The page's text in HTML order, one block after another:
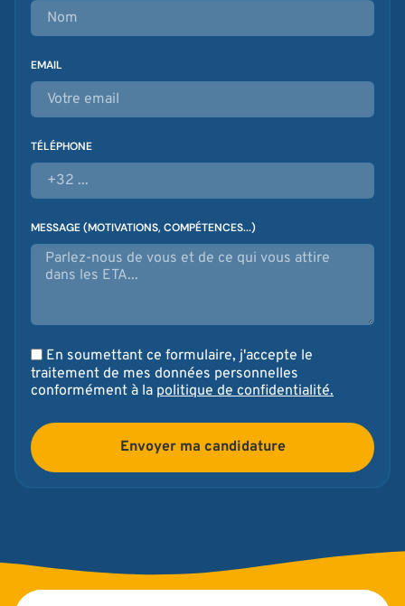
EMAIL
TÉLÉPHONE
MESSAGE (MOTIVATIONS, COMPÉTENCES...)
En soumettant ce formulaire, j'accepte le
traitement de mes données personnelles
conformément à la politique de confidentialité.
Envoyer ma candidature